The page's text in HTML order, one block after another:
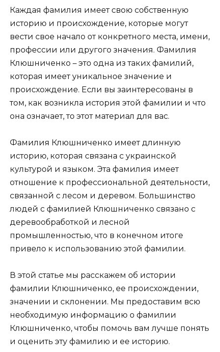
Каждая фамилия имеет свою собственную
историю и происхождение, которые могут
вести свое начало от конкретного места, имени,
профессии или другого значения. Фамилия
Клюшниченко – это одна из таких фамилий,
которая имеет уникальное значение и
происхождение. Если вы заинтересованы в
том, как возникла история этой фамилии и что
она означает, то этот материал для вас.
Фамилия Клюшниченко имеет длинную
историю, которая связана с украинской
культурой и языком. Эта фамилия имеет
отношение к профессиональной деятельности,
связанной с лесом и деревом. Большинство
людей с фамилией Клюшниченко связано с
деревообработкой и лесной
промышленностью, что в конечном итоге
привело к использованию этой фамилии.
В этой статье мы расскажем об истории
фамилии Клюшниченко, ее происхождении,
значении и склонении. Мы предоставим всю
необходимую информацию о фамилии
Клюшниченко, чтобы помочь вам лучше понять
и оценить эту фамилию и ее историю.